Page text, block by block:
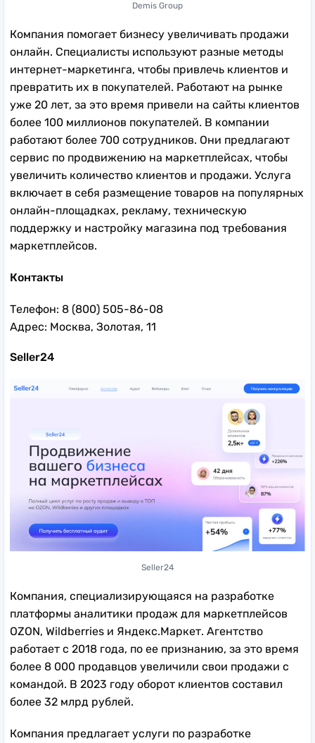
Demis Group
Компания помогает бизнесу увеличивать продажи
онлайн. Специалисты используют разные методы
интернет-маркетинга, чтобы привлечь клиентов и
превратить их в покупателей. Работают на рынке
уже 20 лет, за это время привели на сайты клиентов
более 100 миллионов покупателей. В компании
работают более 700 сотрудников. Они предлагают
сервис по продвижению на маркетплейсах, чтобы
увеличить количество клиентов и продажи. Услуга
включает в себя размещение товаров на популярных
онлайн-площадках, рекламу, техническую
поддержку и настройку магазина под требования
маркетплейсов.
Контакты
Телефон: 8 (800) 505-86-08
Адрес: Москва, Золотая, 11
Seller24
Seller24
Компания, специализирующаяся на разработке
платформы аналитики продаж для маркетплейсов
OZON, Wildberries и Яндекс.Маркет. Агентство
работает с 2018 года, по ее признанию, за это время
более 8 000 продавцов увеличили свои продажи с
командой. В 2023 году оборот клиентов составил
более 32 млрд рублей.
Компания предлагает услуги по разработке